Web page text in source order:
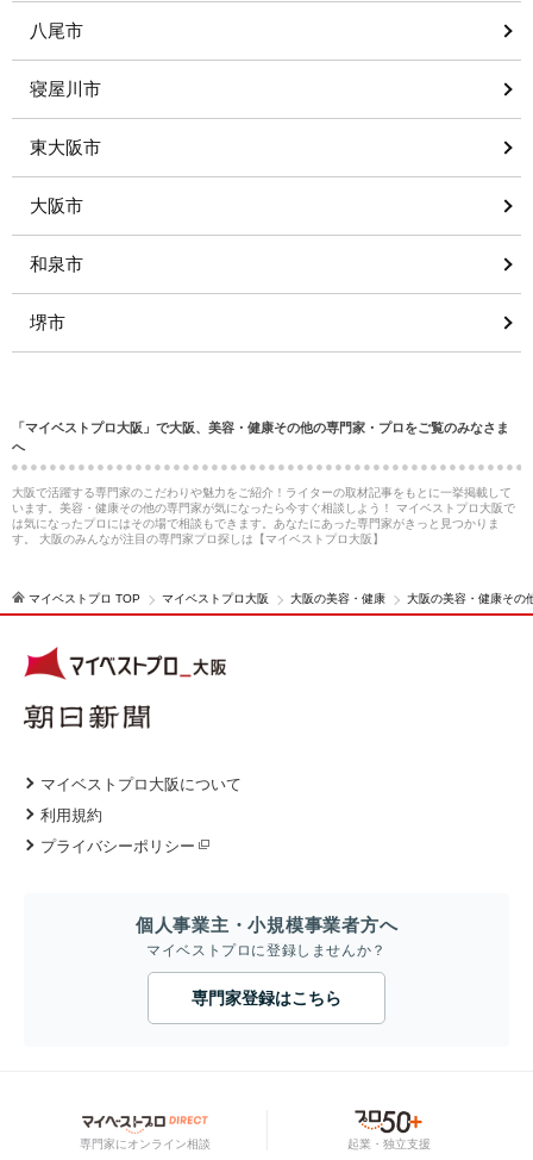
八尾市
寝屋川市
東大阪市
大阪市
和泉市
堺市
「マイベストプロ大阪」で大阪、美容・健康その他の専門家・プロをご覧のみなさま
へ
大阪で活躍する専門家のこだわりや魅力をご紹介！ライターの取材記事をもとに一挙掲載して
います。美容・健康その他の専門家が気になったら今すぐ相談しよう！ マイベストプロ大阪で
は気になったプロにはその場で相談もできます。あなたにあった専門家がきっと見つかりま
す。 大阪のみんなが注目の専門家プロ探しは【マイベストプロ大阪】
マイベストプロ TOP マイベストプロ大阪 大阪の美容・健康 大阪の美容・健康その
マイベストプロ大阪について
利用規約
プライバシーポリシー
個人事業主・小規模事業者方へ
マイベストプロに登録しませんか？
専門家登録はこちら
専門家にオンライン相談 起業・独立支援